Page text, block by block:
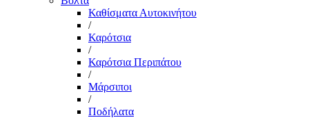
Καθίσματα Αυτοκινήτου
/
Καρότσια
/
Καρότσια Περιπάτου
/
Μάρσιποι
/
Ποδήλατα